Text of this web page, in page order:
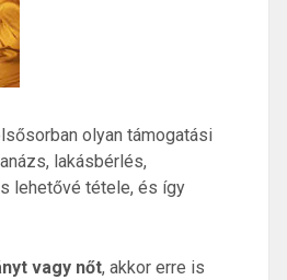
olyan támogatási
lakásbérlés,
lehetővé tétele, és így
vagy nőt, akkor erre is